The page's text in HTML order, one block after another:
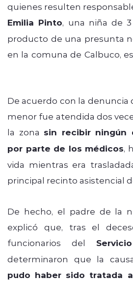
quienes resulten
Emilia Pinto, una niña de
producto de una presunta
en la comuna de Calbuco,
De acuerdo con la denuncia
menor fue atendida dos
la zona sin recibir ningún
por parte de los médicos,
vida mientras era
principal recinto asistencial
De hecho, el padre de la
explicó que, tras el
funcionarios del
determinaron que la
pudo haber sido tratada